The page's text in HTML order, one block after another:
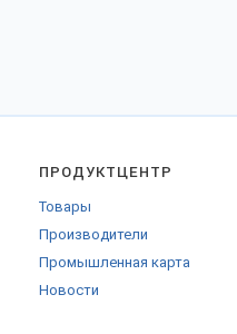
ПРОДУКТЦЕНТР
Товары
Производители
Промышленная карта
Новости